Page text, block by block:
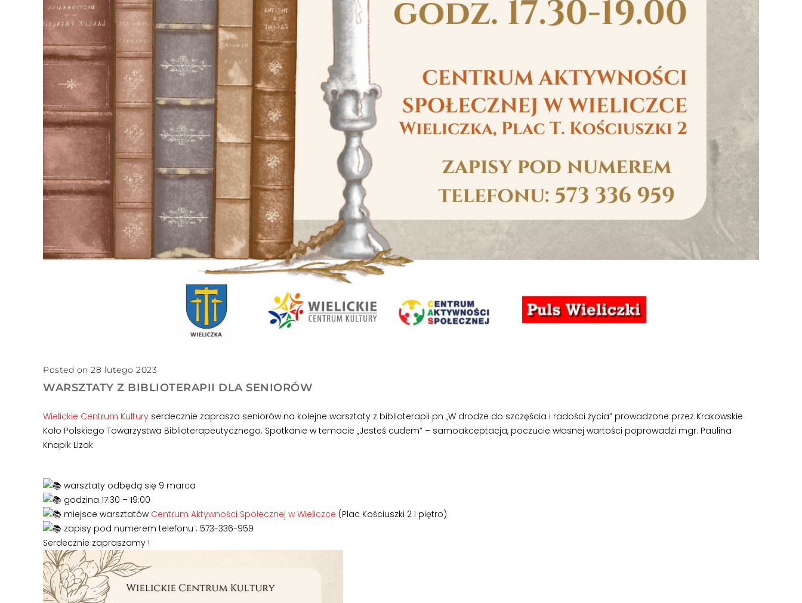
Posted on 28 lutego 2023
WARSZTATY Z BIBLIOTERAPII DLA SENIORÓW
Wielickie Centrum Kultury serdecznie zaprasza seniorów na kolejne warsztaty z biblioterapii pn „W drodze do szczęścia i radości życia” prowadzone przez Krakowskie
Koło Polskiego Towarzystwa Biblioterapeutycznego. Spotkanie w temacie „Jesteś cudem” – samoakceptacja, poczucie własnej wartości poprowadzi mgr. Paulina
Knapik Lizak
warsztaty odbędą się 9 marca
godzina 17:30 – 19:00
miejsce warsztatów Centrum Aktywności Społecznej w Wieliczce (Plac Kościuszki 2 I piętro)
zapisy pod numerem telefonu : 573-336-959
Serdecznie zapraszamy !